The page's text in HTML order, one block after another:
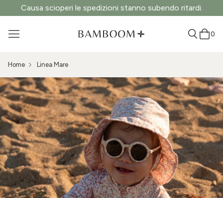
Causa scioperi le spedizioni stanno subendo ritardi.
0
Home Linea Mare